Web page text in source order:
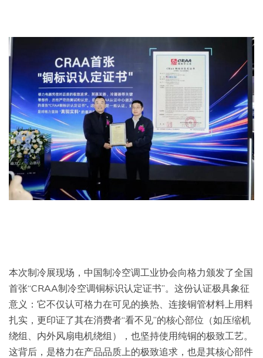
本次制冷展现场，中国制冷空调工业协会向格力颁发了全国
首张“CRAA制冷空调铜标识认定证书”。这份认证极具象征
意义：它不仅认可格力在可见的换热、连接铜管材料上用料
扎实，更印证了其在消费者“看不见”的核心部位（如压缩机
绕组、内外风扇电机绕组），也坚持使用纯铜的极致工艺。
这背后，是格力在产品品质上的极致追求，也是其核心部件